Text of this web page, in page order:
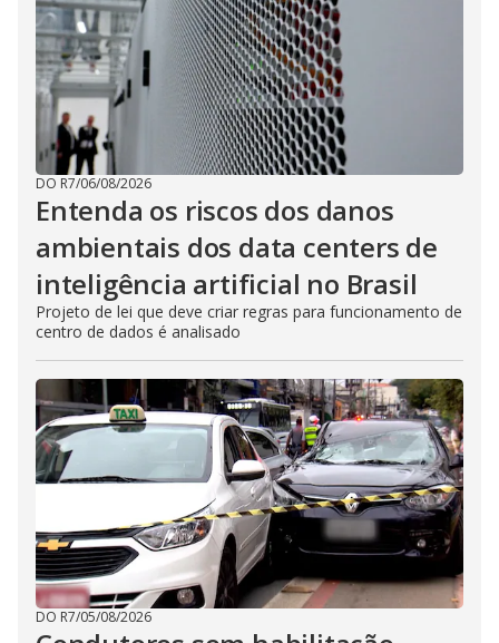
DO R7/06/08/2026
Entenda os riscos dos danos
ambientais dos data centers de
inteligência artificial no Brasil
Projeto de lei que deve criar regras para funcionamento de
centro de dados é analisado
DO R7/05/08/2026